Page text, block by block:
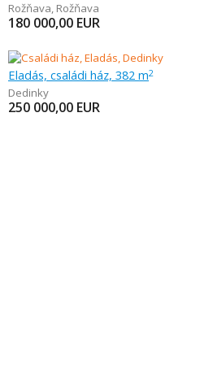
Rožňava, Rožňava
180 000,00 EUR
Eladás, családi ház, 382 m2
Dedinky
250 000,00 EUR